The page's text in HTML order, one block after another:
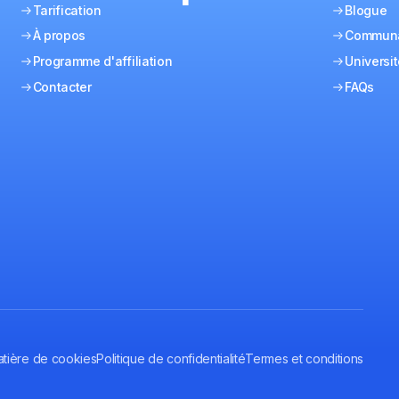
Tarification
À propos
Programme d'affiliation
Contacter
Blogue
FAQs
de cookiesPolitique de confidentialitéTermes et conditions